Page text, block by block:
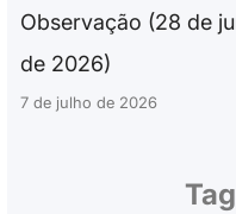
Observação (28 de
de 2026)
7 de julho de 2026